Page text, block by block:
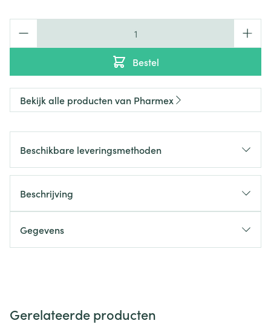
Bestel
Bekijk alle producten van Pharmex
Beschikbare leveringsmethoden
Beschrijving
Gegevens
Gerelateerde producten